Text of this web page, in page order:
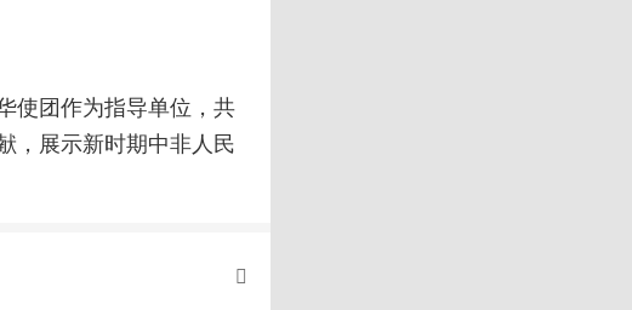
使团作为指导单位，共
，展示新时期中非人民